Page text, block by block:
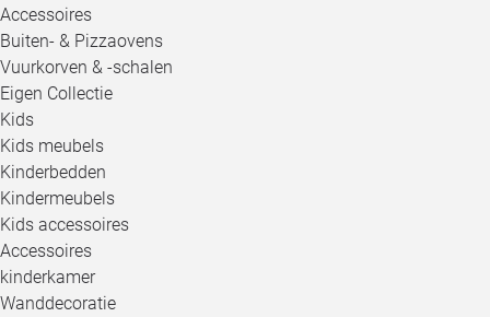
Accessoires
Buiten- & Pizzaovens
Vuurkorven & -schalen
Eigen Collectie
Kids
Kids meubels
Kinderbedden
Kindermeubels
Kids accessoires
Accessoires
kinderkamer
Wanddecoratie